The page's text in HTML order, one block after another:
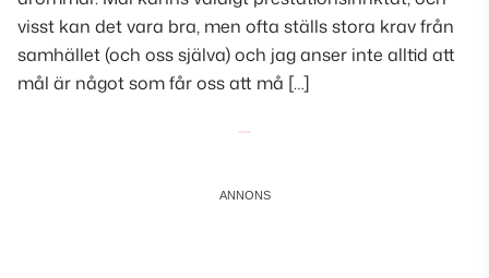
visst kan det vara bra, men ofta ställs stora krav från
samhället (och oss själva) och jag anser inte alltid att
mål är något som får oss att må […]